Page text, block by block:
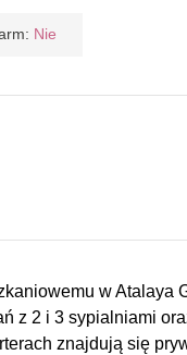
Nie
w Atalaya
z 2 i 3 sypialniami
znajdują się